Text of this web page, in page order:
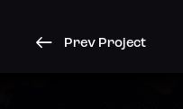
Prev Project